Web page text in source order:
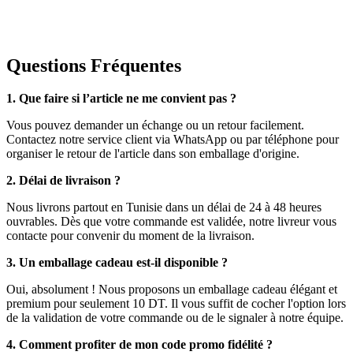
Questions Fréquentes
1. Que faire si l’article ne me convient pas ?
Vous pouvez demander un échange ou un retour facilement.
Contactez notre service client via WhatsApp ou par téléphone pour
organiser le retour de l'article dans son emballage d'origine.
2. Délai de livraison ?
Nous livrons partout en Tunisie dans un délai de 24 à 48 heures
ouvrables. Dès que votre commande est validée, notre livreur vous
contacte pour convenir du moment de la livraison.
3. Un emballage cadeau est-il disponible ?
Oui, absolument ! Nous proposons un emballage cadeau élégant et
premium pour seulement 10 DT. Il vous suffit de cocher l'option lors
de la validation de votre commande ou de le signaler à notre équipe.
4. Comment profiter de mon code promo fidélité ?